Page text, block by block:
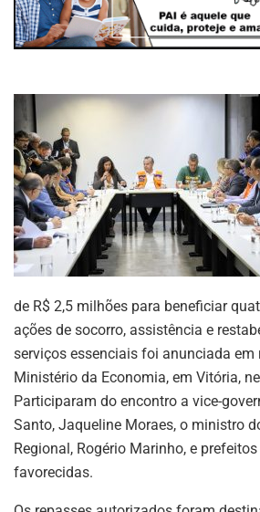
de R$ 2,5 milhões para beneficiar
ações de socorro, assistência e
serviços essenciais foi anunciada em
Ministério da Economia, em Vitória,
Participaram do encontro a vice-
Santo, Jaqueline Moraes, o ministro
Regional, Rogério Marinho, e
favorecidas.